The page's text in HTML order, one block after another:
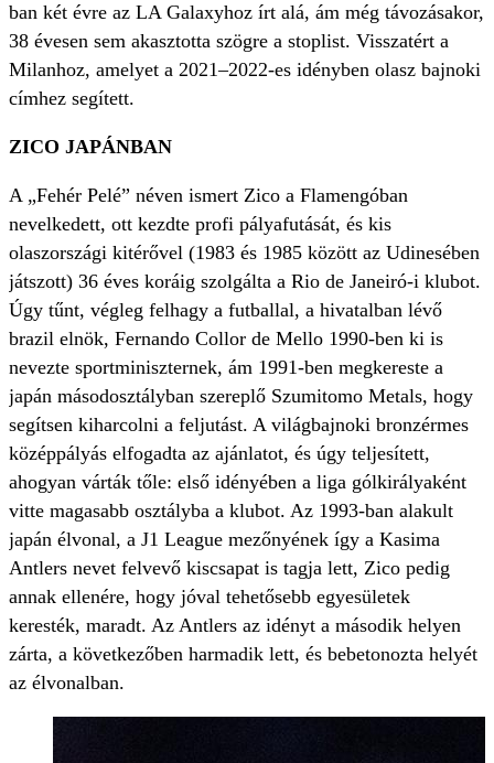
ban két évre az LA Galaxyhoz írt alá, ám még távozásakor,
38 évesen sem akasztotta szögre a stoplist. Visszatért a
Milanhoz, amelyet a 2021–2022-es idényben olasz bajnoki
címhez segített.
ZICO JAPÁNBAN
A „Fehér Pelé” néven ismert Zico a Flamengóban
nevelkedett, ott kezdte profi pályafutását, és kis
olaszországi kitérővel (1983 és 1985 között az Udinesében
játszott) 36 éves koráig szolgálta a Rio de Janeiró-i klubot.
Úgy tűnt, végleg felhagy a futballal, a hivatalban lévő
brazil elnök, Fernando Collor de Mello 1990-ben ki is
nevezte sportminiszternek, ám 1991-ben megkereste a
japán másodosztályban szereplő Szumitomo Metals, hogy
segítsen kiharcolni a feljutást. A világbajnoki bronzérmes
középpályás elfogadta az ajánlatot, és úgy teljesített,
ahogyan várták tőle: első idényében a liga gólkirályaként
vitte magasabb osztályba a klubot. Az 1993-ban alakult
japán élvonal, a J1 League mezőnyének így a Kasima
Antlers nevet felvevő kiscsapat is tagja lett, Zico pedig
annak ellenére, hogy jóval tehetősebb egyesületek
keresték, maradt. Az Antlers az idényt a második helyen
zárta, a következőben harmadik lett, és bebetonozta helyét
az élvonalban.